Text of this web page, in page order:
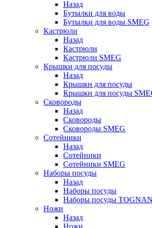
Назад
Бутылки для воды
Бутылки для воды SMEG
Кастрюли
Назад
Кастрюли
Кастрюли SMEG
Крышки для посуды
Назад
Крышки для посуды
Крышки для посуды
Сковороды
Назад
Сковороды
Сковороды SMEG
Сотейники
Назад
Сотейники
Сотейники SMEG
Наборы посуды
Назад
Наборы посуды
Наборы посуды
Ножи
Назад
Ножи